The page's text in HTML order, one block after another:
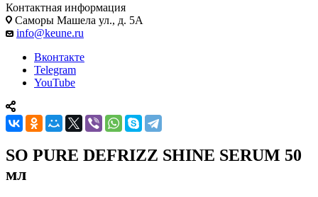
Контактная информация
Саморы Машела ул., д. 5А
info@keune.ru
Вконтакте
Telegram
YouTube
SO PURE DEFRIZZ SHINE SERUM 50
мл